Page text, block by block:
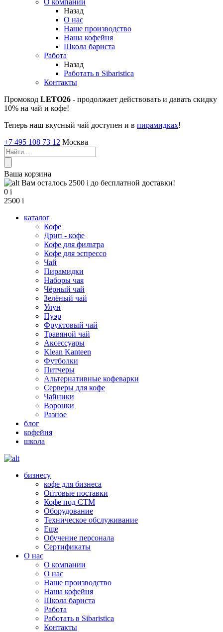
O компании
Назад
О нас
Наше производство
Наша кофейня
Школа бариста
Работа
Назад
Работать в Sibaristica
Контакты
Промокод LETO26 - продолжает действовать и давать скидку
10% на чай и кофе!
Теперь наш вкусный чай доступен и в пирамидках!
+7 495 108 73 12 Москва
Ваша корзина
Вам осталось 2500 i до бесплатной доставки!
0 i
2500 i
каталог
Кофе
Дрип - кофе
Кофе для фильтра
Кофе для эспрессо
Чай
Пирамидки
Наборы чая
Чёрный чай
Зелёный чай
Улун
Пуэр
Фруктовый чай
Травяной чай
Аксессуары
Klean Kanteen
Футболки
Питчеры
Альтернативные кофеварки
Серверы для кофе
Чайники
Воронки
Разное
блог
кофейня
школа
бизнесу
кофе для бизнеса
Оптовые поставки
Кофе под СТМ
Оборудование
Техническое обслуживание
Еще
Обучение персонала
Сертификаты
О нас
O компании
О нас
Наше производство
Наша кофейня
Школа бариста
Работа
Работать в Sibaristica
Контакты